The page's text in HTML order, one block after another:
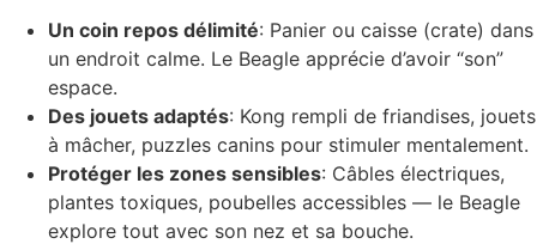
Un coin repos délimité: Panier ou caisse (crate) dans
un endroit calme. Le Beagle apprécie d’avoir “son”
espace.
Des jouets adaptés: Kong rempli de friandises, jouets
à mâcher, puzzles canins pour stimuler mentalement.
Protéger les zones sensibles: Câbles électriques,
plantes toxiques, poubelles accessibles — le Beagle
explore tout avec son nez et sa bouche.